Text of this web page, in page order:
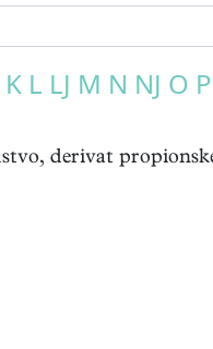
K L LJ M N NJ O P
derivat